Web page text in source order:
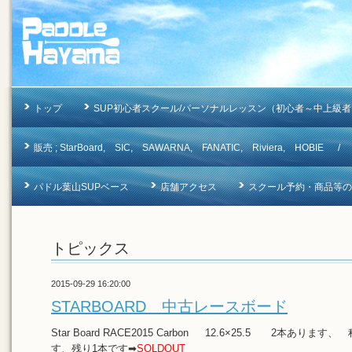
トップ SUP初心者スクール/パーソナルレッスン（初心者～中上級
販売 ; StarBoard, SIC, SAWARNA, FANATIC, Riviera, HOBIE /
パドル葉山SUPベース 店舗アクセス スクール予約・商品
トピックス
2015-09-29 16:20:00
STARBOARD 中古レースボード
Star Board RACE2015 Carbon 12.6×25.5 2本あります、
す、残り1本です➡SOLDOUT